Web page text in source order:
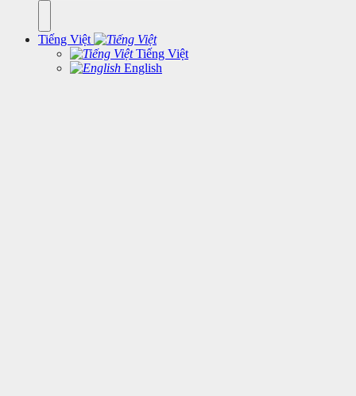
Tiếng Việt
Tiếng Việt
English